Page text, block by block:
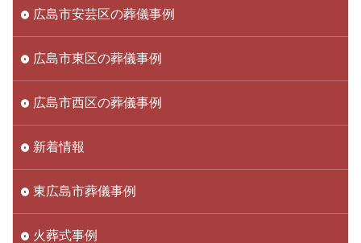
広島市安芸区の葬儀事例
広島市東区の葬儀事例
広島市西区の葬儀事例
新着情報
東広島市葬儀事例
火葬式事例